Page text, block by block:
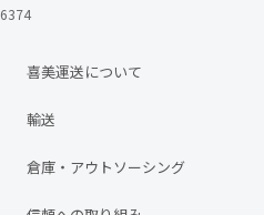
喜美運送について
輸送
倉庫・アウトソーシング